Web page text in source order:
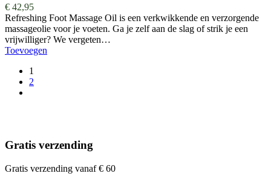
€ 42,95
Refreshing Foot Massage Oil is een verkwikkende en verzorgende
massageolie voor je voeten. Ga je zelf aan de slag of strik je een
vrijwilliger? We vergeten…
Toevoegen
1
2
Gratis verzending
Gratis verzending vanaf € 60